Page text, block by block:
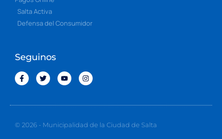
Salta Activa
Defensa del Consumidor
Seguinos
© 2026 - Municipalidad de la Ciudad de Salta